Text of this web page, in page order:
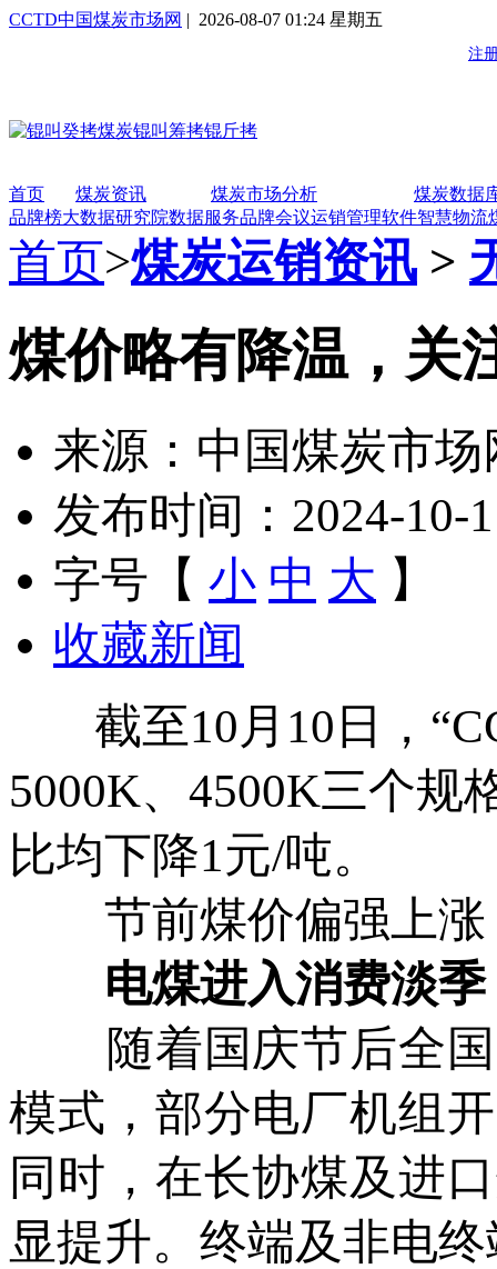
CCTD中国煤炭市场网 | 2026-08-07 01:24 星期五
首页 煤炭资讯 煤炭市场分析
煤炭数据
品牌榜大数据研究院数据服务品牌会议运销管理软件智慧物流
首页>煤炭运销资讯 >
煤价略有降温，关
来源：中国煤炭市场
发布时间：2024-10-
字号【 小 中 大 】
收藏新闻
截至10月10日，
5000K、4500K三个规
比均下降1元/吨。
节前煤价偏强上涨
电煤进入消费淡季
随着国庆节后全国
模式，部分电厂机组
同时，在长协煤及进
显提升。终端及非电